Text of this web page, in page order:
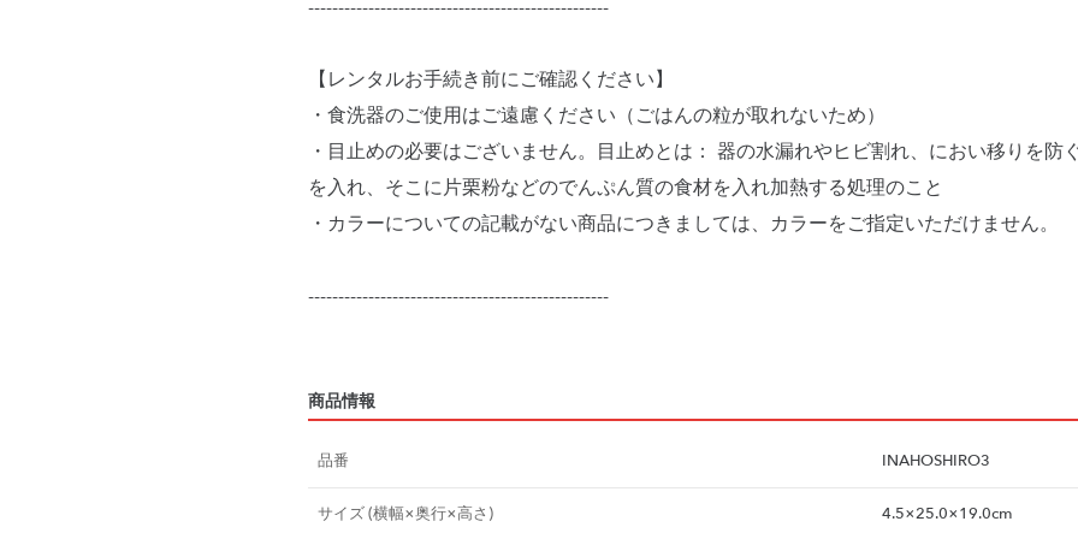
--------------------------------------------------
【レンタルお手続き前にご確認ください】
・食洗器のご使用はご遠慮ください（ごはんの粒が取れないため）
・目止めの必要はございません。目止めとは： 器の水漏れやヒビ割れ、におい移りを防
を入れ、そこに片栗粉などのでんぷん質の食材を入れ加熱する処理のこと
・カラーについての記載がない商品につきましては、カラーをご指定いただけません。
--------------------------------------------------
商品情報
品番 INAHOSHIRO3
サイズ (横幅×奥行×高さ) 4.5×25.0×19.0cm